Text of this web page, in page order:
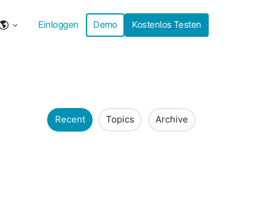
Einloggen Demo Kostenlos Testen
Recent Topics Archive